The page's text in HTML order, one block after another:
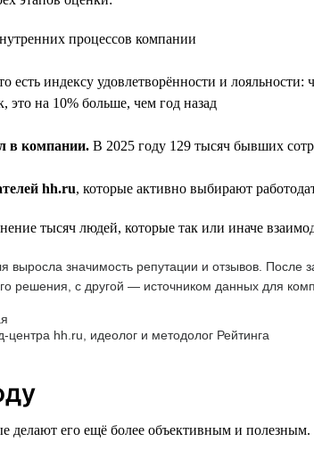
процессов компании
есть индексу удовлетворённости и
это на 10% больше, чем год назад
в компании. В 2025 году 129 тысяч бывших
hh.ru, которые активно выбирают
тысяч людей, которые так или иначе
выросла значимость репутации и отзывов.
решения, с другой — источником данных для
центра hh.ru, идеолог и методолог Рейтинга
делают его ещё более объективным и полезным.